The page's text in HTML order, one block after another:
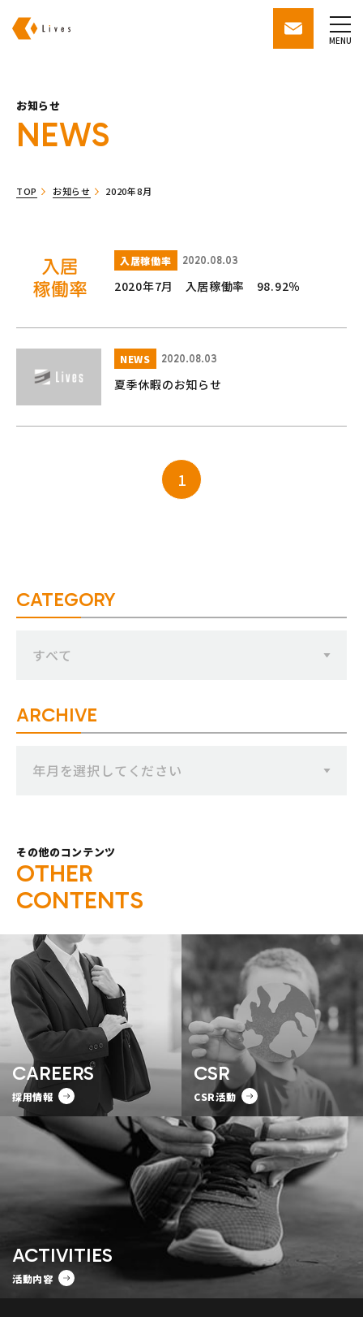
contactMENU
お知らせ
NEWS
TOP お知らせ 2020年8月
入居稼働率 2020.08.03
2020年7月 入居稼働率 98.92％
NEWS 2020.08.03
夏季休暇のお知らせ
1
CATEGORY
すべて
ARCHIVE
年月を選択してください
その他のコンテンツ
OTHER
CONTENTS
CAREERS
採用情報
CSR
CSR活動
ACTIVITIES
活動内容